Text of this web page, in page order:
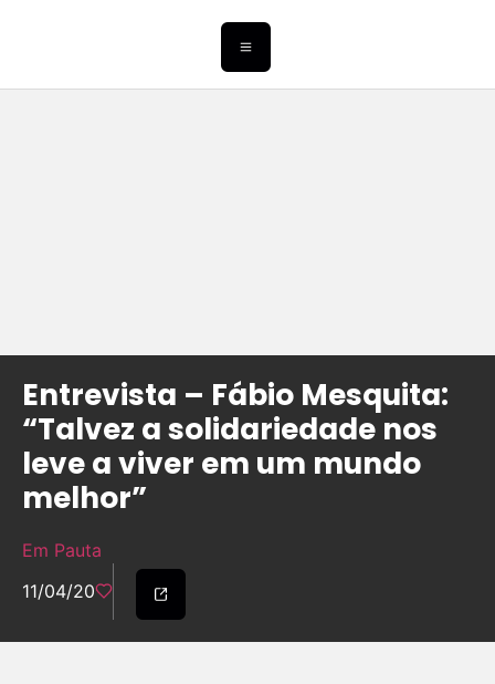
Entrevista – Fábio Mesquita:
“Talvez a solidariedade nos
leve a viver em um mundo
melhor”
Em Pauta
11/04/20